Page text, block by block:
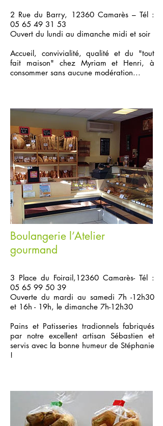
2 Rue du Barry, 12360 Camarès – Tél :
05 65 49 31 53
Ouvert du lundi au dimanche midi et soir
Accueil, convivialité, qualité et du "tout
fait maison" chez Myriam et Henri, à
consommer sans aucune modération...
Boulangerie l’Atelier
gourmand
3 Place du Foirail,12360 Camarès- Tél :
05 65 99 50 39
Ouverte du mardi au samedi 7h -12h30
et 16h - 19h, le dimanche 7h-12h30
Pains et Patisseries tradionnels fabriqués
par notre excellent artisan Sébastien et
servis avec la bonne humeur de Stéphanie
!